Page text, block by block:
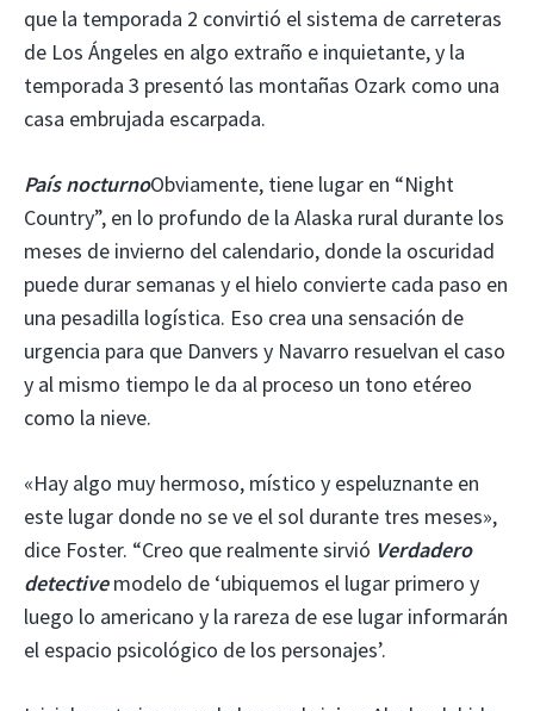
que la temporada 2 convirtió el sistema de carreteras
de Los Ángeles en algo extraño e inquietante, y la
temporada 3 presentó las montañas Ozark como una
casa embrujada escarpada.
País nocturnoObviamente, tiene lugar en “Night
Country”, en lo profundo de la Alaska rural durante los
meses de invierno del calendario, donde la oscuridad
puede durar semanas y el hielo convierte cada paso en
una pesadilla logística. Eso crea una sensación de
urgencia para que Danvers y Navarro resuelvan el caso
y al mismo tiempo le da al proceso un tono etéreo
como la nieve.
«Hay algo muy hermoso, místico y espeluznante en
este lugar donde no se ve el sol durante tres meses»,
dice Foster. “Creo que realmente sirvió Verdadero
detectivemodelo de ‘ubiquemos el lugar primero y
luego lo americano y la rareza de ese lugar informarán
el espacio psicológico de los personajes’.